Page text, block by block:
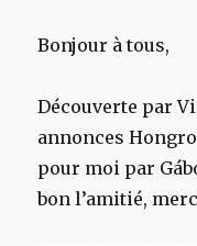
Bonjour à tous,
Découverte par
annonces
pour moi par
bon l’amitié,